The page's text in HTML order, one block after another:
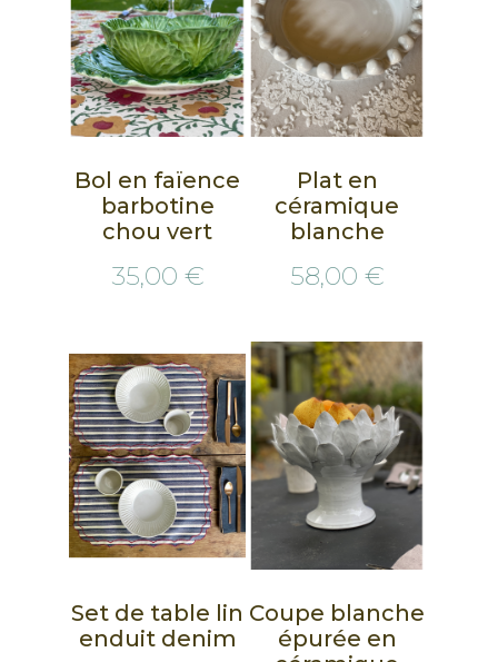
Bol en faïence
barbotine
chou vert
35,00 €
Plat en
céramique
blanche
58,00 €
Set de table lin
enduit denim
Coupe blanche
épurée en